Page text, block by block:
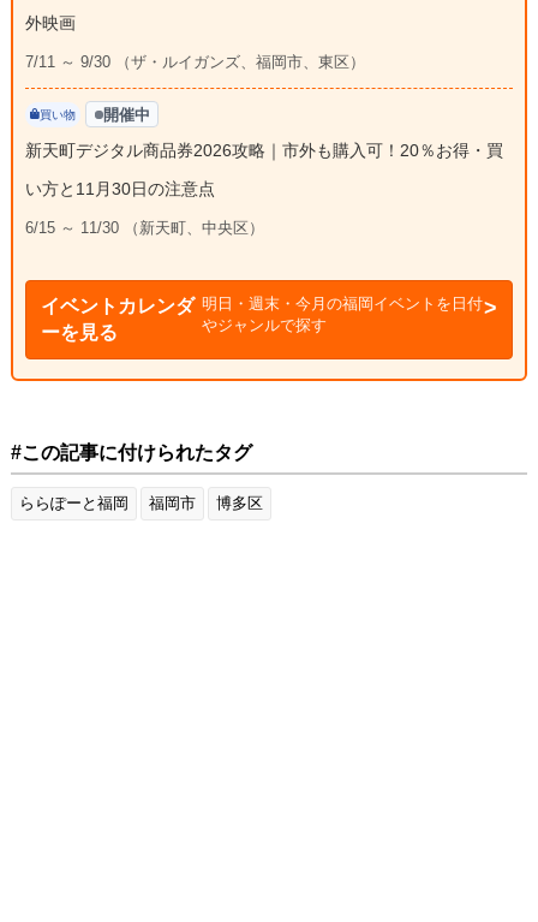
外映画
7/11 ～ 9/30 （ザ・ルイガンズ、福岡市、東区）
買い物 開催中
新天町デジタル商品券2026攻略｜市外も購入可！20％お得・買
い方と11月30日の注意点
6/15 ～ 11/30 （新天町、中央区）
イベントカレンダ
ーを見る
明日・週末・今月の福岡イベントを日付
やジャンルで探す
#この記事に付けられたタグ
ららぽーと福岡 福岡市 博多区